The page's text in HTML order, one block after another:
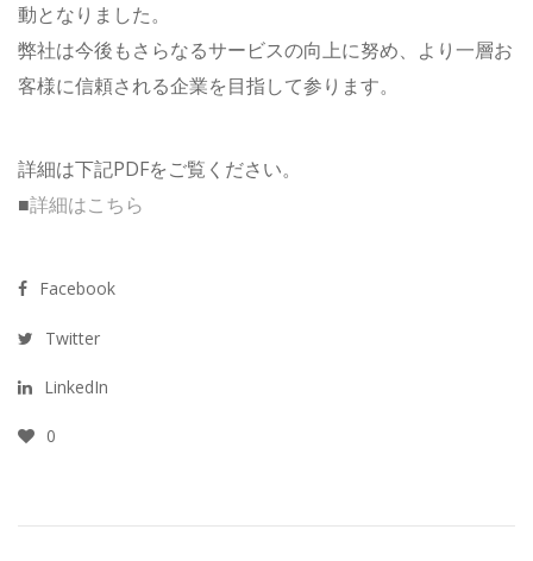
動となりました。
弊社は今後もさらなるサービスの向上に努め、より一層お
客様に信頼される企業を目指して参ります。
詳細は下記PDFをご覧ください。
■詳細はこちら
Facebook
Twitter
LinkedIn
0